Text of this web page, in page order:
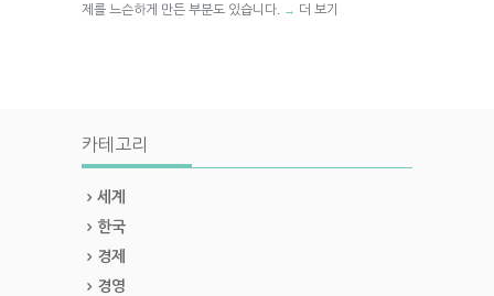
제를 느슨하게 만든 부분도 있습니다.
→ 더 보기
카테고리
세계
한국
경제
경영